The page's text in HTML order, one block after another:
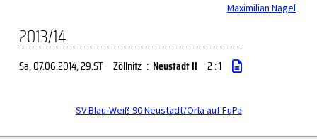
Maximilian Nagel
2013/14
Sa, 07.06.2014, 29.ST Zöllnitz : Neustadt II 2 : 1
SV Blau-Weiß 90 Neustadt/Orla auf FuPa